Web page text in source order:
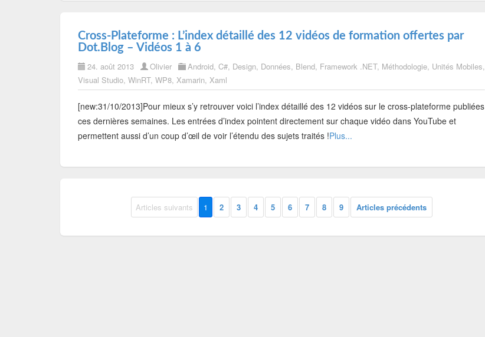
Cross-Plateforme : L’index détaillé des 12 vidéos de formation offertes par
Dot.Blog – Vidéos 1 à 6
24. août 2013 Olivier Android, C#, Design, Données, Blend, Framework .NET, Méthodologie, Unités Mobiles,
Visual Studio, WinRT, WP8, Xamarin, Xaml
[new:31/10/2013]Pour mieux s’y retrouver voici l’index détaillé des 12 vidéos sur le cross-plateforme publiées
ces dernières semaines. Les entrées d’index pointent directement sur chaque vidéo dans YouTube et
permettent aussi d’un coup d’œil de voir l’étendu des sujets traités !Plus...
Articles suivants 1 2 3 4 5 6 7 8 9 Articles précédents